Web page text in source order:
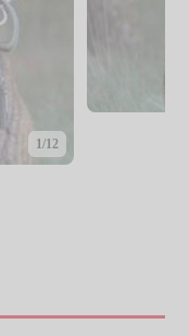
1/12